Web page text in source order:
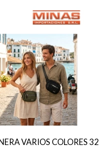
VARIOS COLORES 32